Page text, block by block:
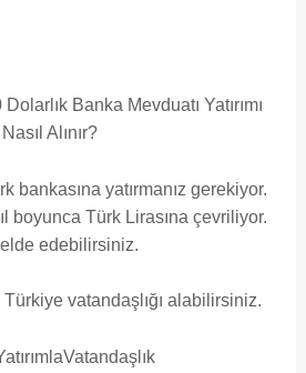
Banka Mevduatı Yatırımı
Alınır?
bankasına yatırmanız gerekiyor.
boyunca Türk Lirasına çevriliyor.
edebilirsiniz.
vatandaşlığı alabilirsiniz.